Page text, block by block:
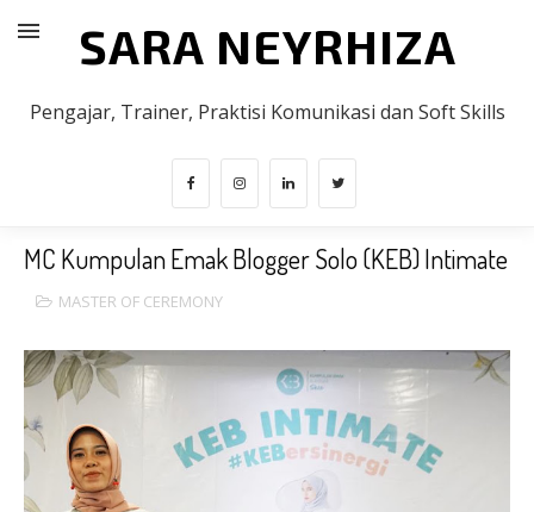
SARA NEYRHIZA
Pengajar, Trainer, Praktisi Komunikasi dan Soft Skills
MC Kumpulan Emak Blogger Solo (KEB) Intimate
MASTER OF CEREMONY